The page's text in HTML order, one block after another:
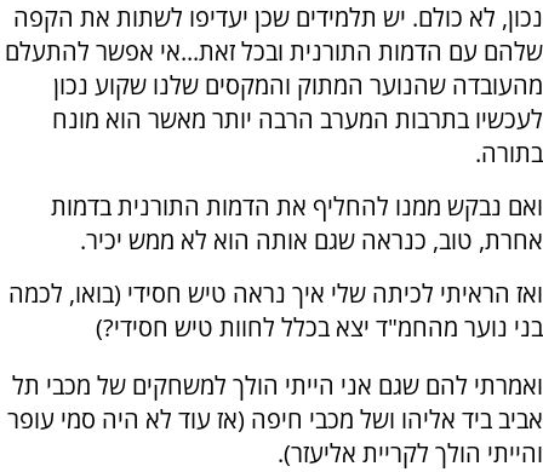
נכון, לא כולם. יש תלמידים שכן יעדיפו לשתות את הקפה
שלהם עם הדמות התורנית ובכל זאת...אי אפשר להתעלם
מהעובדה שהנוער המתוק והמקסים שלנו שקוע נכון
לעכשיו בתרבות המערב הרבה יותר מאשר הוא מונח
בתורה.
ואם נבקש ממנו להחליף את הדמות התורנית בדמות
אחרת, טוב, כנראה שגם אותה הוא לא ממש יכיר.
ואז הראיתי לכיתה שלי איך נראה טיש חסידי (בואו, לכמה
בני נוער מהחמ"ד יצא בכלל לחוות טיש חסידי?)
ואמרתי להם שגם אני הייתי הולך למשחקים של מכבי תל
אביב ביד אליהו ושל מכבי חיפה (אז עוד לא היה סמי עופר
והייתי הולך לקריית אליעזר).